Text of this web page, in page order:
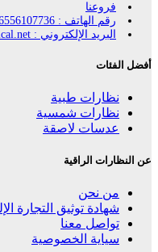
فروعنا
رقم الهاتف : 966556107736+
البريد الإلكتروني : Info@classoptical.net
أفضل الفئات
نظارات طبية
نظارات شمسية
عدسات لاصقة
عن النظارات الراقية
من نحن
شهادة توثيق التجارة
تواصل معنا
سياية الخصوصية